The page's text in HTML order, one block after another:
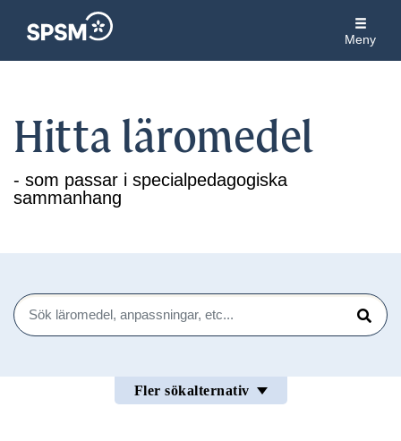
Meny
Hitta läromedel
- som passar i specialpedagogiska
sammanhang
Sök
Sök
Fler sökalternativ